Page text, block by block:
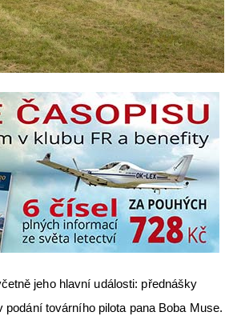
jeho hlavní události: přednášky
továrního pilota pana Boba Muse.